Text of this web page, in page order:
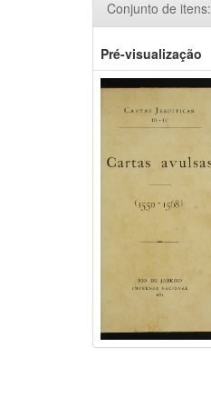
Conjunto de itens:
Pré-visualização